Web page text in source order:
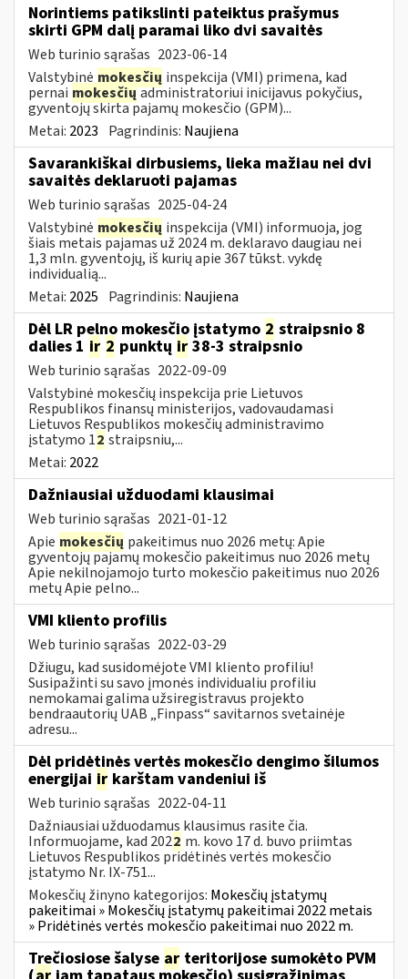
Norintiems patikslinti pateiktus prašymus
skirti GPM dalį paramai liko dvi savaitės
Web turinio sąrašas 2023-06-14
Valstybinė mokesčių inspekcija (VMI) primena, kad
pernai mokesčiųadministratoriui inicijavus pokyčius,
gyventojų skirta pajamų mokesčio (GPM)...
Metai: 2023 Pagrindinis: Naujiena
Savarankiškai dirbusiems, lieka mažiau nei dvi
savaitės deklaruoti pajamas
Web turinio sąrašas 2025-04-24
Valstybinė mokesčių inspekcija (VMI) informuoja, jog
šiais metais pajamas už 2024 m. deklaravo daugiau nei
1,3 mln. gyventojų, iš kurių apie 367 tūkst. vykdę
individualią...
Metai: 2025 Pagrindinis: Naujiena
Dėl LR pelno mokesčio įstatymo 2 straipsnio 8
dalies 1 ir 2 punktų ir 38-3 straipsnio
Web turinio sąrašas 2022-09-09
Valstybinė mokesčių inspekcija prie Lietuvos
Respublikos finansų ministerijos, vadovaudamasi
Lietuvos Respublikos mokesčių administravimo
įstatymo 12 straipsniu,...
Metai: 2022
Dažniausiai užduodami klausimai
Web turinio sąrašas 2021-01-12
Apie mokesčių pakeitimus nuo 2026 metų: Apie
gyventojų pajamų mokesčio pakeitimus nuo 2026 metų
Apie nekilnojamojo turto mokesčio pakeitimus nuo 2026
metų Apie pelno...
VMI kliento profilis
Web turinio sąrašas 2022-03-29
Džiugu, kad susidomėjote VMI kliento profiliu!
Susipažinti su savo įmonės individualiu profiliu
nemokamai galima užsiregistravus projekto
bendraautorių UAB „Finpass“ savitarnos svetainėje
adresu...
Dėl pridėtinės vertės mokesčio dengimo šilumos
energijai ir karštam vandeniui iš
Web turinio sąrašas 2022-04-11
Dažniausiai užduodamus klausimus rasite čia.
Informuojame, kad 2022 m. kovo 17 d. buvo priimtas
Lietuvos Respublikos pridėtinės vertės mokesčio
įstatymo Nr. IX-751...
Mokesčių žinyno kategorijos: Mokesčių įstatymų
pakeitimai » Mokesčių įstatymų pakeitimai 2022 metais
» Pridėtinės vertės mokesčio pakeitimai nuo 2022 m.
Trečiosiose šalyse ar teritorijose sumokėto PVM